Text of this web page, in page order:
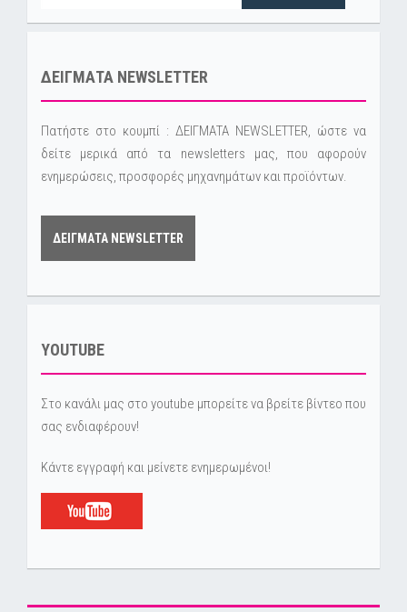
ΔΕΙΓΜΑΤΑ NEWSLETTER
Πατήστε στο κουμπί : ΔΕΙΓΜΑΤΑ NEWSLETTER, ώστε να
δείτε μερικά από τα newsletters μας, που αφορούν
ενημερώσεις, προσφορές μηχανημάτων και προϊόντων.
ΔΕΙΓΜΑΤΑ NEWSLETTER
YOUTUBE
Στο κανάλι μας στο youtube μπορείτε να βρείτε βίντεο που
σας ενδιαφέρουν!
Κάντε εγγραφή και μείνετε ενημερωμένοι!